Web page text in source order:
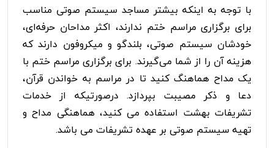
با توجه به اینکه بیشتر مساجد سیستم صوتی مناسب
برای برگزاری مراسم ختم ندارند، اکثر مداحان حرفه‌ای،
خودشان سیستم صوتی، بلندگو و میکروفون دارند که
هزینه آن را از شما می‌گیرند. برای برگزاری مراسم ختم با
یک مداح هماهنگ کنید تا در مراسم به خواندن قرآن،
دعا و ذکر مصیبت بپردازد. درصورتیکه از خدمات
تشریفات بهشت استفاده می کنید، هماهنگی مداح و
تهیه سیستم صوتی بر عهده تشریفات می باشد.